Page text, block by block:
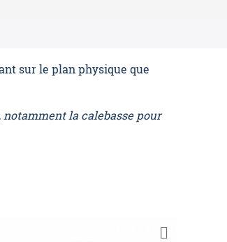
sur le plan physique que
la calebasse pour